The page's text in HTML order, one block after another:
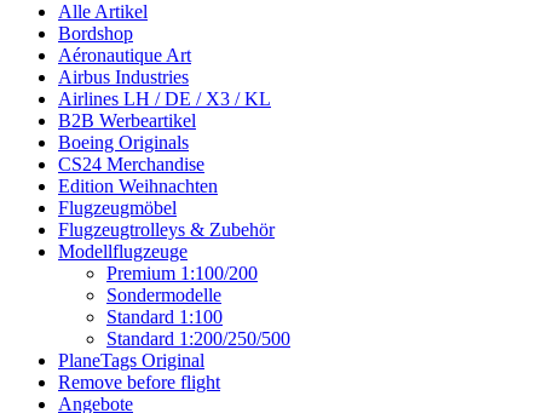
Alle Artikel
Bordshop
Aéronautique Art
Airbus Industries
Airlines LH / DE / X3 / KL
B2B Werbeartikel
Boeing Originals
CS24 Merchandise
Edition Weihnachten
Flugzeugmöbel
Flugzeugtrolleys & Zubehör
Modellflugzeuge
Premium 1:100/200
Sondermodelle
Standard 1:100
Standard 1:200/250/500
PlaneTags Original
Remove before flight
Angebote